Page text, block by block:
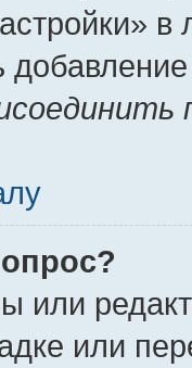
или
или